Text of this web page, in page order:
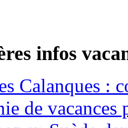
infos
Calanques :
de vacances